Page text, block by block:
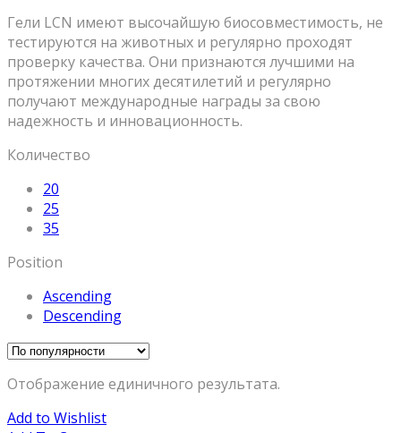
Гели LCN имеют высочайшую биосовместимость, не
тестируются на животных и регулярно проходят
проверку качества. Они признаются лучшими на
протяжении многих десятилетий и регулярно
получают международные награды за свою
надежность и инновационность.
Количество
20
25
35
Position
Ascending
Descending
Отображение единичного результата.
Add to Wishlist